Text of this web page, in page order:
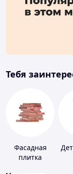
Тебя
Фасадная
плитка